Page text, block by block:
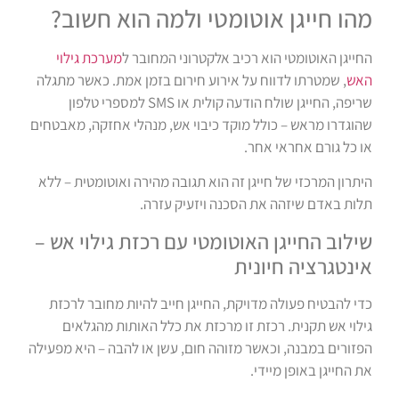
מהו חייגן אוטומטי ולמה הוא חשוב?
החייגן האוטומטי הוא רכיב אלקטרוני המחובר למערכת גילוי
האש, שמטרתו לדווח על אירוע חירום בזמן אמת. כאשר מתגלה
שריפה, החייגן שולח הודעה קולית או SMS למספרי טלפון
שהוגדרו מראש – כולל מוקד כיבוי אש, מנהלי אחזקה, מאבטחים
או כל גורם אחראי אחר.
היתרון המרכזי של חייגן זה הוא תגובה מהירה ואוטומטית – ללא
תלות באדם שיזהה את הסכנה ויזעיק עזרה.
שילוב החייגן האוטומטי עם רכזת גילוי אש –
אינטגרציה חיונית
כדי להבטיח פעולה מדויקת, החייגן חייב להיות מחובר לרכזת
גילוי אש תקנית. רכזת זו מרכזת את כלל האותות מהגלאים
הפזורים במבנה, וכאשר מזוהה חום, עשן או להבה – היא מפעילה
את החייגן באופן מיידי.